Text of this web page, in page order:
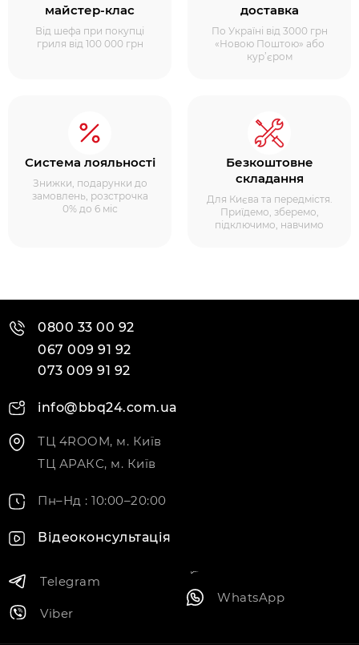
майстер-клас
Від шефа при покупці
гриля від 100 000 грн
доставка
По Україні від 3000 грн
«Новою Поштою» або
кур’єром
Система лояльності
Знижки, подарунки до
замовлень, розстрочка
0% до 6 міс
Безкоштовне
складання
Для Києва та передмістя.
Приїдемо, зберемо,
підключимо, навчимо
0800 33 00 92
067 009 91 92
073 009 91 92
info@bbq24.com.ua
ТЦ 4ROOM, м. Київ
ТЦ АРАКС, м. Київ
Пн–Нд : 10:00–20:00
Відеоконсультація
Telegram
Viber
WhatsApp